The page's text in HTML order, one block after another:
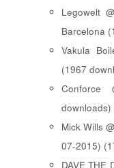
Legowelt
Barcelona
Vakula
(1967
Conforce
downloads)
Mick Wills
07-2015)
DAVE THE